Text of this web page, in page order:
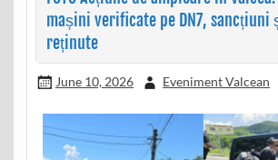
mașini verificate pe DN7, sancțiuni
reținute
June 10, 2026 Eveniment Valcean